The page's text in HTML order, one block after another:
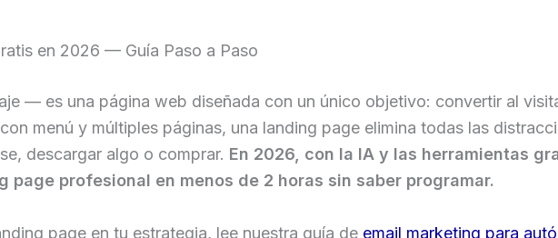
en 2026 — Guía Paso a Paso
— es una página web diseñada con un único objetivo: convertir al
menú y múltiples páginas, una landing page elimina todas las
descargar algo o comprar. En 2026, con la IA y las herramientas
page profesional en menos de 2 horas sin saber programar.
page en tu estrategia, lee nuestra guía de email marketing para